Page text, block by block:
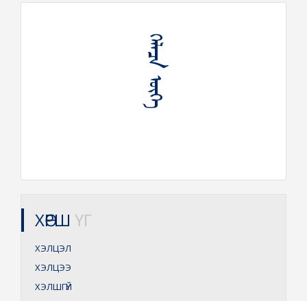
ᠬᠡᠯᠡᠴᠡ ᠦᠭᠡ
ХӨРШ ҮГ
ХЭЛЦЭЛ
ХЭЛЦЭЭ
ХЭЛШГҮЙ